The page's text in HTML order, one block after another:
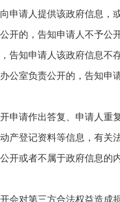
申请人提供该政府信息，
开的，告知申请人不予公
告知申请人该政府信息不
公室负责公开的，告知
申请作出答复、申请人重
产登记资料等信息，有关
开或者不属于政府信息
会对第三方合法权益造